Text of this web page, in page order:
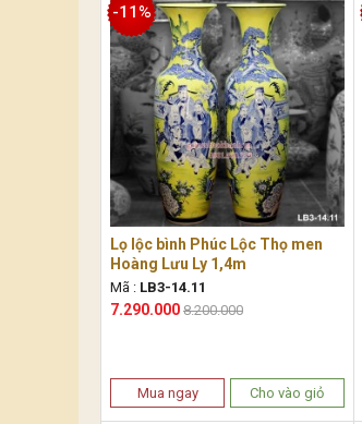
Lọ lộc bình Phúc Lộc Thọ men
Hoàng Lưu Ly 1,4m
Mã : LB3-14.11
7.290.000
-11%
8.200.000
Mua ngay Cho vào giỏ